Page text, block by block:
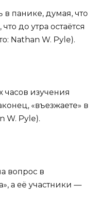
в панике, думая, что
до утра остаётся
Nathan W. Pyle).
часов изучения
«въезжаете» в
W. Pyle).
вопрос в
а её участники —